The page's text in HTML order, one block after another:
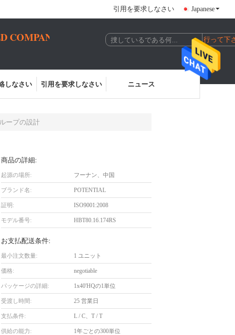
引用を要求しなさい Japanese
しなさい 引用を要求しなさい ニュース
ープの設計
商品の詳細:
起源の場所: フーナン、中国
ブランド名: POTENTIAL
証明: ISO9001:2008
モデル番号: HBT80.16.174RS
お支払配送条件:
最小注文数量: 1 ユニット
価格: negotiable
パッケージの詳細: 1x40'HQの1単位
受渡し時間: 25 営業日
支払条件: L / C、T / T
供給の能力: 1年ごとの300単位